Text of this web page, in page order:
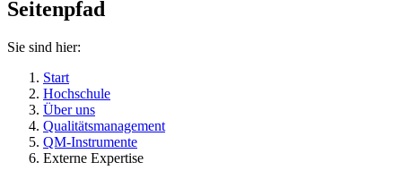
Seitenpfad
Sie sind hier:
Start
Hochschule
Über uns
Qualitätsmanagement
QM-Instrumente
Externe Expertise